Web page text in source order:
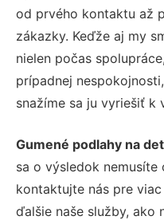
od prvého kontaktu až
zákazky. Keďže aj my
nielen počas
prípadnej
snažíme sa ju vyriešiť k
Gumené podlahy na
sa o výsledok nemusíte
kontaktujte nás pre
ďalšie naše služby, ako